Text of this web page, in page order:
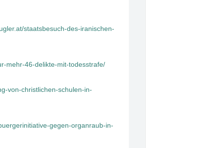
staatsbesuch-des-iranischen-
mehr-46-delikte-mit-todesstrafe/
von-christlichen-schulen-in-
gegen-organraub-in-